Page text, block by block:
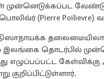
முன்னெடுக்கப்பட
(Pierre Poilievre)
திஸாநாயக்க
இலங்கை தொடர்பில்
எழுப்பப்பட்ட